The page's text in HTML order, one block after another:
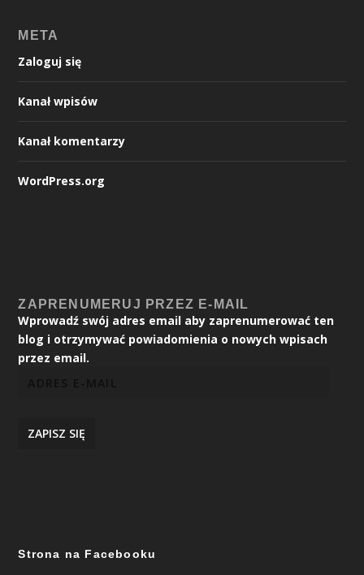
META
Zaloguj się
Kanał wpisów
Kanał komentarzy
WordPress.org
ZAPRENUMERUJ PRZEZ E-MAIL
Wprowadź swój adres email aby zaprenumerować ten
blog i otrzymywać powiadomienia o nowych wpisach
przez email.
ZAPISZ SIĘ
Strona na Facebooku